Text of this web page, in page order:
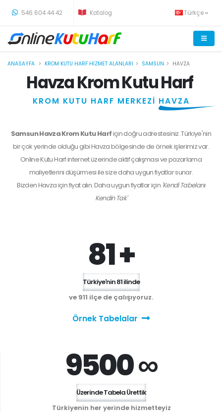
546 604 44 42 Katalog Türkçe
ANASAYFA KROM KUTU HARF HIZMET ALANLARI SAMSUN HAVZA
Havza Krom Kutu Harf
KROM KUTU HARF MERKEZİ HAVZA
Samsun Havza Krom Kutu Harfiçin doğru adrestesiniz. Türkiye'nin
bir çok yerinde olduğu gibi Havza bölgesinde de örnek işlerimiz var.
Online Kutu Harf internet üzerinde aktif çalışması ve pazarlama
maliyetlerini düşürmesi ile size daha uygun fiyatlar sunar.
BizdenHavzaiçin fiyat alın. Daha uygun fiyatlar için 'Kendi Tabelanı
Kendin Tak'
81 +
Türkiye'nin 81 ilinde
ve 911 ilçe de çalışıyoruz.
Örnek Tabelalar
9500 ∞
Üzerinde Tabela Ürettik
Türkiyenin her yerinde hizmetteyiz